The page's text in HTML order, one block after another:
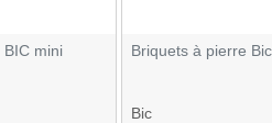
BIC mini
Briquets à pierre
Bic